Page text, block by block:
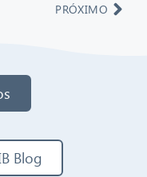
PRÓXIMO
Blog